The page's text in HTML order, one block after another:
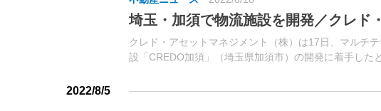
埼玉・加須で物流施設を開発／クレド
クレド・アセットマネジメント（株）は17日、マルチ
設「CREDO加須」（埼玉県加須市）の開発に着手した
2022/8/5